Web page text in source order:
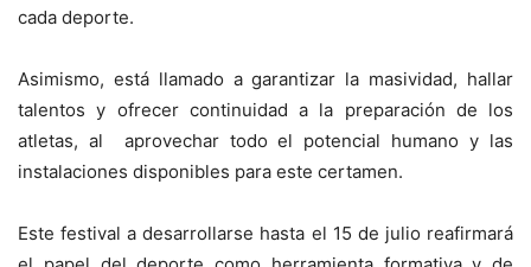
cada deporte.
Asimismo, está llamado a garantizar la masividad, hallar
talentos y ofrecer continuidad a la preparación de los
atletas, al aprovechar todo el potencial humano y las
instalaciones disponibles para este certamen.
Este festival a desarrollarse hasta el 15 de julio reafirmará